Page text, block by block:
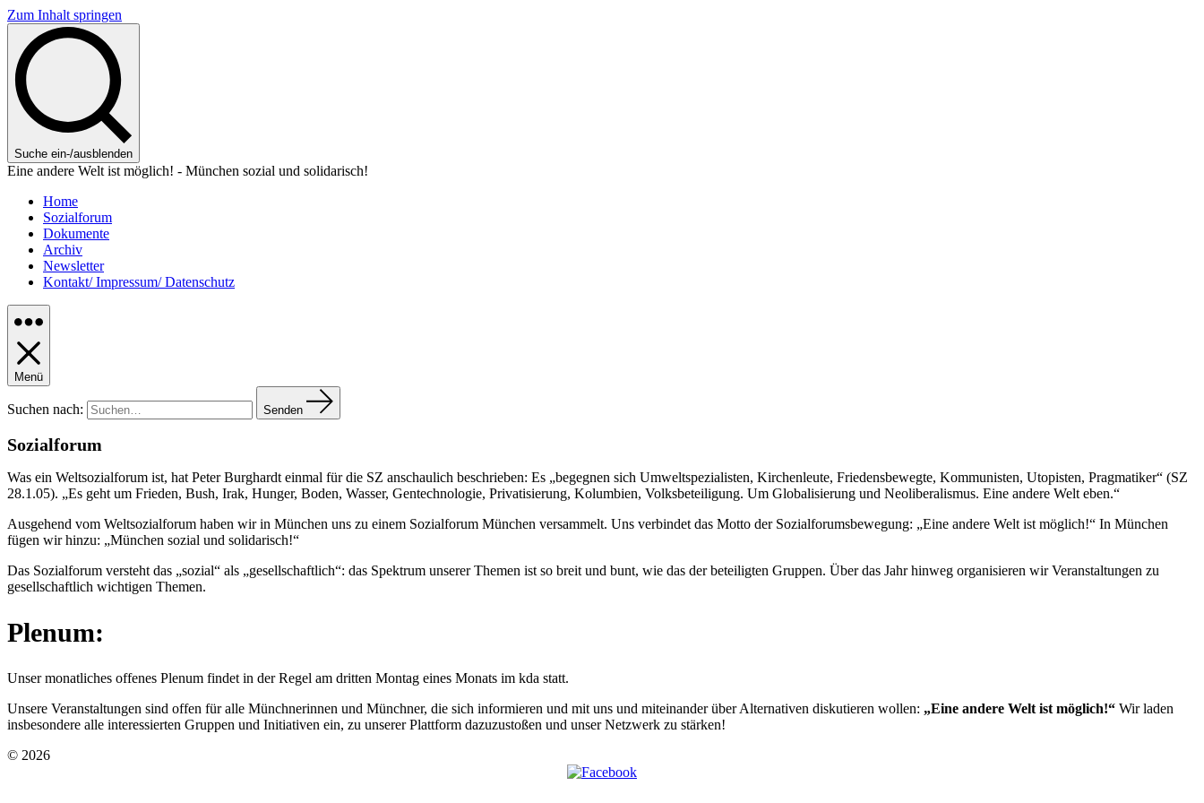
Zum Inhalt springen
Suche ein-/ausblenden
Eine andere Welt ist möglich! - München sozial und solidarisch!
Home
Sozialforum
Dokumente
Archiv
Newsletter
Kontakt/ Impressum/ Datenschutz
Menü
Suchen nach: Senden
Sozialforum
Was ein Weltsozialforum ist, hat Peter Burghardt einmal für die SZ anschaulich beschrieben: Es „begegnen sich Umweltspezialisten, Kirchenleute, Friedensbewegte, Kommunisten, Utopisten, Pragmatiker“ (SZ
28.1.05). „Es geht um Frieden, Bush, Irak, Hunger, Boden, Wasser, Gentechnologie, Privatisierung, Kolumbien, Volksbeteiligung. Um Globalisierung und Neoliberalismus. Eine andere Welt eben.“
Ausgehend vom Weltsozialforum haben wir in München uns zu einem Sozialforum München versammelt. Uns verbindet das Motto der Sozialforumsbewegung: „Eine andere Welt ist möglich!“ In München
fügen wir hinzu: „München sozial und solidarisch!“
Das Sozialforum versteht das „sozial“ als „gesellschaftlich“: das Spektrum unserer Themen ist so breit und bunt, wie das der beteiligten Gruppen. Über das Jahr hinweg organisieren wir Veranstaltungen zu
gesellschaftlich wichtigen Themen.
Plenum:
Unser monatliches offenes Plenum findet in der Regel am dritten Montag eines Monats im kda statt.
Unsere Veranstaltungen sind offen für alle Münchnerinnen und Münchner, die sich informieren und mit uns und miteinander über Alternativen diskutieren wollen: „Eine andere Welt ist möglich!“ Wir laden
insbesondere alle interessierten Gruppen und Initiativen ein, zu unserer Plattform dazuzustoßen und unser Netzwerk zu stärken!
© 2026